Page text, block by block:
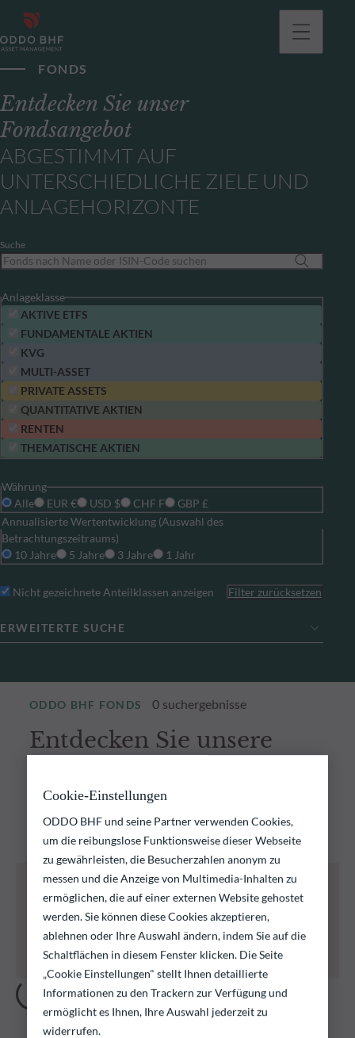
FONDS
Entdecken Sie unser
Fondsangebot
ABGESTIMMT AUF
UNTERSCHIEDLICHE ZIELE UND
ANLAGEHORIZONTE
Suche
Anlageklasse
AKTIVE ETFS
FUNDAMENTALE AKTIEN
KVG
MULTI-ASSET
PRIVATE ASSETS
QUANTITATIVE AKTIEN
RENTEN
THEMATISCHE AKTIEN
Währung
Alle
EUR € USD $ CHF F
GBP £
Annualisierte Wertentwicklung (Auswahl des
Betrachtungszeitraums)
10 Jahre
5 Jahre 3 Jahre 1 Jahr
Nicht gezeichnete Anteilklassen anzeigen Filter zurücksetzen
ERWEITERTE SUCHE
ODDO BHF FONDS 0 suchergebnisse
Entdecken Sie unsere
Fonds, die Ihren Anlagezielen entsprechen
Alle nachstehend aufgeführten Fonds bergen das
Risiko eines Kapitalverlusts.
Wir erinnern daran, dass die Wertentwicklung in
der Vergangenheit keine Rückschlüsse auf die
künftige Wertentwicklung zulässt. Sie schwankt im
Laufe der Zeit.
Cookie-Einstellungen
ODDO BHF und seine Partner verwenden Cookies,
um die reibungslose Funktionsweise dieser Webseite
zu gewährleisten, die Besucherzahlen anonym zu
messen und die Anzeige von Multimedia-Inhalten zu
ermöglichen, die auf einer externen Website gehostet
werden. Sie können diese Cookies akzeptieren,
ablehnen oder Ihre Auswahl ändern, indem Sie auf die
Schaltflächen in diesem Fenster klicken. Die Seite
„Cookie Einstellungen" stellt Ihnen detaillierte
Informationen zu den Trackern zur Verfügung und
ermöglicht es Ihnen, Ihre Auswahl jederzeit zu
widerrufen.